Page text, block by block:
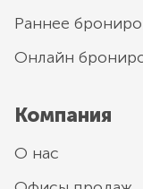
Раннее
Онлайн
Компания
О нас